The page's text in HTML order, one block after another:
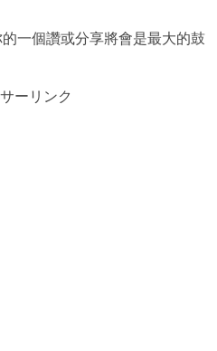
一個讚或分享將會是最大的鼓
ーリンク